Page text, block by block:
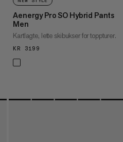
Aenergy Pro SO Hybrid Pants
Men
Kartlagte, lette skibukser for toppturer.
KR 3199